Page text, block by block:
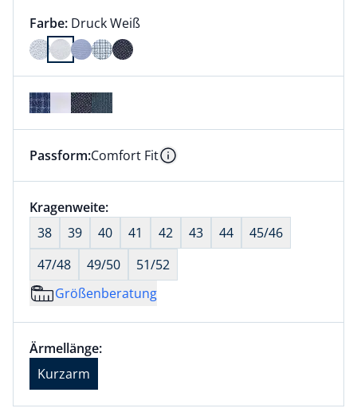
Farbauswahl:
Farbe: aktuell ausgewählt:
Druck Weiß
Farbe Druck Weiß ausgewählt
Dieser Artikel hat die Passform Comfort Fit. für
Passform:Comfort Fit Information
Größenauswahl:
Kragenweite:nichts ausgewählt
38
39 40 41 42 43 44
45/46
47/48
49/50
51/52
Größenberatung
Größenauswahl:
Ärmellänge:
Ärmellänge Kurzarm ausgewählt
Kurzarm